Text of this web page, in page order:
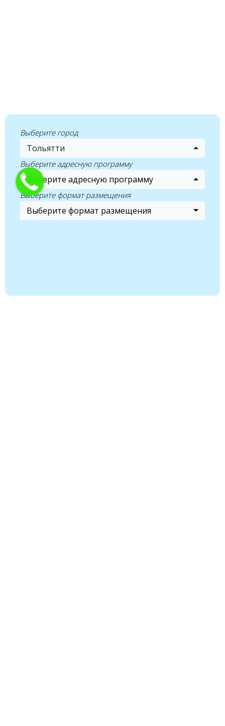
Выберите город
Тольятти
Выберите адресную программу
Выберите адресную программу
Выберите формат размещения
Выберите формат размещения